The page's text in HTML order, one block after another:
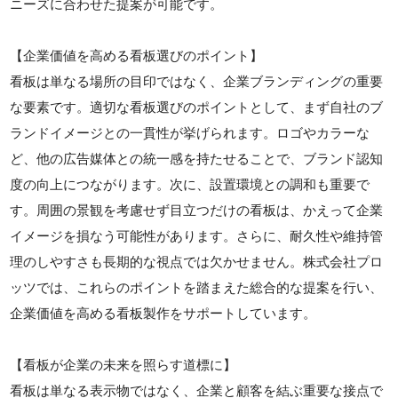
ニーズに合わせた提案が可能です。
【企業価値を高める看板選びのポイント】
看板は単なる場所の目印ではなく、企業ブランディングの重要
な要素です。適切な看板選びのポイントとして、まず自社のブ
ランドイメージとの一貫性が挙げられます。ロゴやカラーな
ど、他の広告媒体との統一感を持たせることで、ブランド認知
度の向上につながります。次に、設置環境との調和も重要で
す。周囲の景観を考慮せず目立つだけの看板は、かえって企業
イメージを損なう可能性があります。さらに、耐久性や維持管
理のしやすさも長期的な視点では欠かせません。株式会社プロ
ッツでは、これらのポイントを踏まえた総合的な提案を行い、
企業価値を高める看板製作をサポートしています。
【看板が企業の未来を照らす道標に】
看板は単なる表示物ではなく、企業と顧客を結ぶ重要な接点で